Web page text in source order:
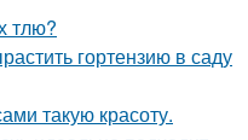
тлю?
гортензию в саду
такую красоту.